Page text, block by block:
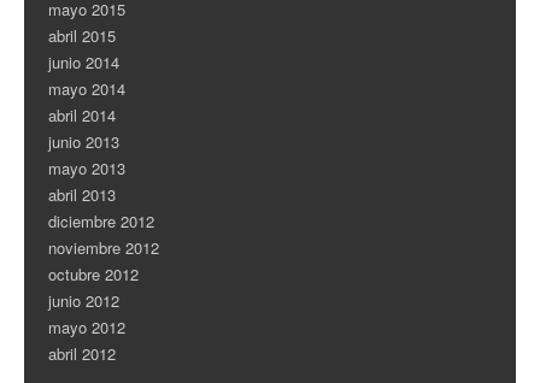
mayo 2015
abril 2015
junio 2014
mayo 2014
abril 2014
junio 2013
mayo 2013
abril 2013
diciembre 2012
noviembre 2012
octubre 2012
junio 2012
mayo 2012
abril 2012